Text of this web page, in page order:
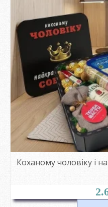
Коханому чоловіку і